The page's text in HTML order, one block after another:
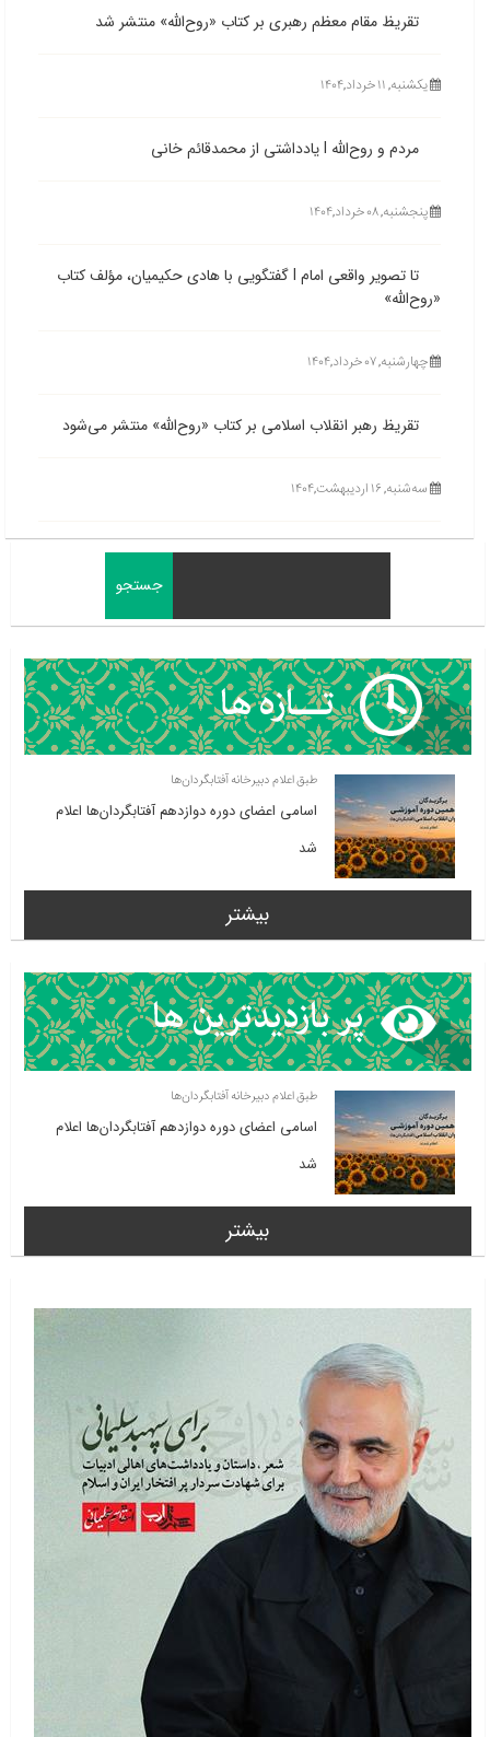
تقریظ مقام معظم رهبری بر کتاب «روح‌الله» منتشر شد
یکشنبه, ۱۱ خرداد,۱۴۰۴
مردم و روح‌الله l یادداشتی از محمدقائم خانی
پنجشنبه, ۰۸ خرداد,۱۴۰۴
تا تصویر واقعی امام l گفتگویی با هادی حکیمیان، مؤلف کتاب
«روح‌الله»
چهارشنبه, ۰۷ خرداد,۱۴۰۴
تقریظ رهبر انقلاب اسلامی بر کتاب «روح‌الله» منتشر می‌شود
ﺳﻪشنبه, ۱۶ اردیبهشت,۱۴۰۴
طبق اعلام دبیرخانه آفتابگردان‌ها
اسامی اعضای دوره دوازدهم آفتابگردان‌ها اعلام
شد
بیشتر
طبق اعلام دبیرخانه آفتابگردان‌ها
اسامی اعضای دوره دوازدهم آفتابگردان‌ها اعلام
شد
بیشتر